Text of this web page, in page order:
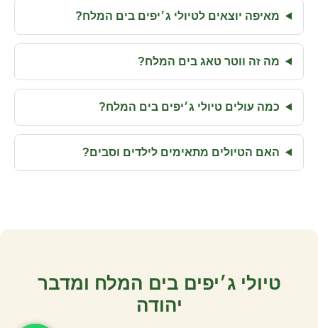
מאיפה יוצאים לטיולי ג׳יפים בים המלח?
מה זה ווטר טאג בים המלח?
כמה עולים טיולי ג׳יפים בים המלח?
האם הטיולים מתאימים לילדים וסבים?
טיולי ג׳יפים בים המלח ומדבר
יהודה